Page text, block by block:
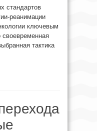
стандартов
реанимации
ключевым
своевременная
тактика